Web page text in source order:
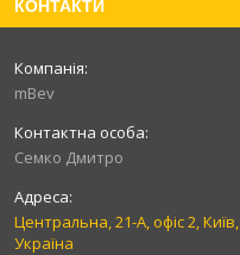
КОНТАКТИ
mBev
Cемко Дмитро
Центральна, 21-А, офіс 2, Київ,
Україна